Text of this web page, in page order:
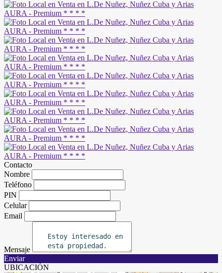
Contacto
Nombre
Teléfono
PIN
Celular
Email
Mensaje
Enviar
UBICACIÓN